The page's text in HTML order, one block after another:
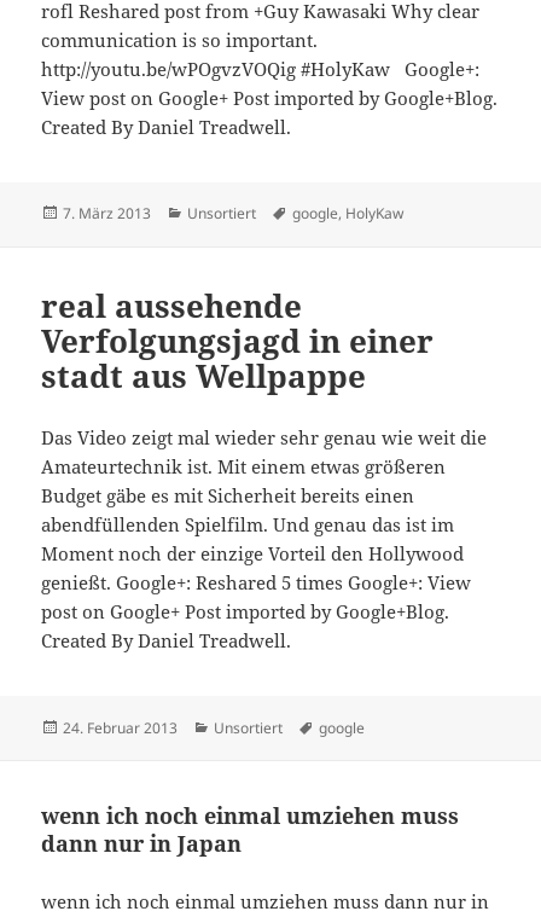
rofl Reshared post from +Guy Kawasaki Why clear
communication is so important.
http://youtu.be/wPOgvzVOQig #HolyKaw Google+:
View post on Google+ Post imported by Google+Blog.
Created By Daniel Treadwell.
Veröffentlicht
7. März 2013 Kategorien
Unsortiert Schlagwörter
google, HolyKaw
real aussehende
Verfolgungsjagd in einer
stadt aus Wellpappe
Das Video zeigt mal wieder sehr genau wie weit die
Amateurtechnik ist. Mit einem etwas größeren
Budget gäbe es mit Sicherheit bereits einen
abendfüllenden Spielfilm. Und genau das ist im
Moment noch der einzige Vorteil den Hollywood
genießt. Google+: Reshared 5 times Google+: View
post on Google+ Post imported by Google+Blog.
Created By Daniel Treadwell.
Veröffentlicht
24. Februar 2013 Kategorien
Unsortiert Schlagwörter
google
wenn ich noch einmal umziehen muss
dann nur in Japan
wenn ich noch einmal umziehen muss dann nur in